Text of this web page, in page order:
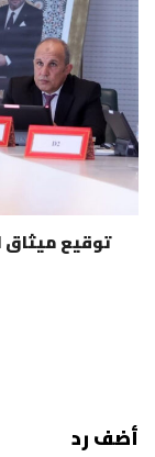
توقيع ميثاق
أضف رد